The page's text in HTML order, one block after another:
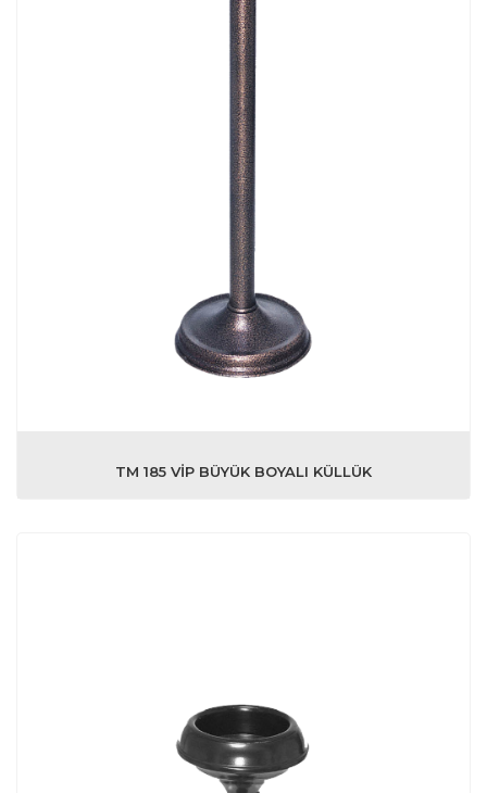
TM 185 VİP BÜYÜK BOYALI KÜLLÜK